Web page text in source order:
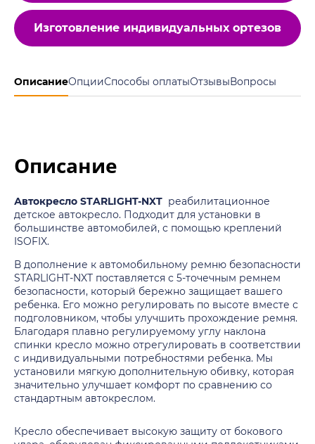
Изготовление индивидуальных ортезов
ОписаниеОпцииСпособы оплатыОтзывыВопросы
Описание
Автокресло STARLIGHT-NXT реабилитационное
детское автокресло. Подходит для установки в
большинстве автомобилей, с помощью креплений
ISOFIX.
В дополнение к автомобильному ремню безопасности
STARLIGHT-NXT поставляется с 5-точечным ремнем
безопасности, который бережно защищает вашего
ребенка. Его можно регулировать по высоте вместе с
подголовником, чтобы улучшить прохождение ремня.
Благодаря плавно регулируемому углу наклона
спинки кресло можно отрегулировать в соответствии
с индивидуальными потребностями ребенка. Мы
установили мягкую дополнительную обивку, которая
значительно улучшает комфорт по сравнению со
стандартным автокреслом.
Кресло обеспечивает высокую защиту от бокового